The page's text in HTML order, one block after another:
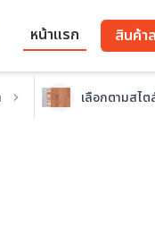
หน้าแรก สินค้า
เลือกตามสไต